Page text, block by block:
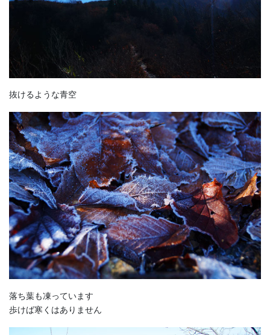
抜けるような青空
落ち葉も凍っています
歩けば寒くはありません